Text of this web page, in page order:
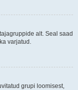
alt. Seal saad
varjatud.
grupi loomisest,